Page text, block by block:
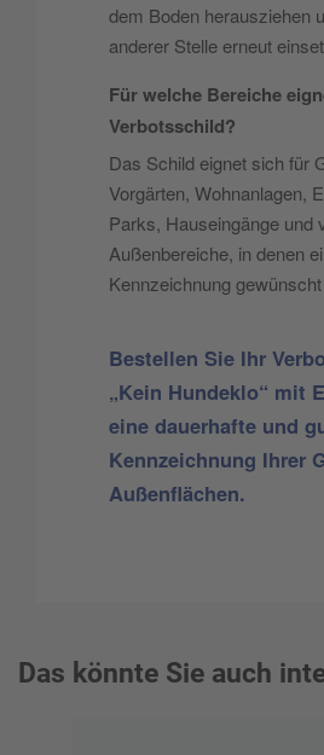
dem Boden herausziehen
anderer Stelle erneut
Für welche Bereiche
Verbotsschild?
Das Schild eignet sich für
Vorgärten, Wohnanlagen,
Parks, Hauseingänge und
Außenbereiche, in denen
Kennzeichnung
Bestellen Sie Ihr
„Kein Hundeklo“ mit
eine dauerhafte und
Kennzeichnung Ihrer
Außenflächen.
Das könnte Sie auch